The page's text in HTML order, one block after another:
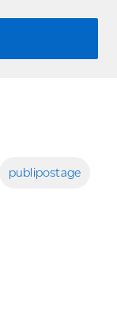
publipostage